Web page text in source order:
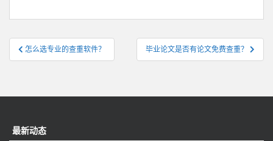
文
章
航
怎么选专业的查重软件？ 毕业论文是否有论文免费查重？
最新动态